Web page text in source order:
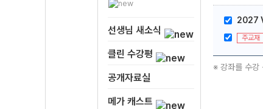
선생님 새소식
클린 수강평
공개자료실
메가 캐스트
2027
주교재
※ 강좌를 수강